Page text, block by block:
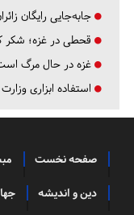
جابه‌جایی رایگان
قحطی در غزه؛ شکر
غزه در حال مرگ
استفاده ابزاری
صفحه نخست
دین و اندیشه